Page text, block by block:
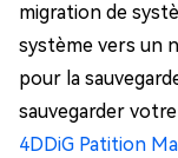
migration de
système vers un
pour la
sauvegarder
4DDiG Patition